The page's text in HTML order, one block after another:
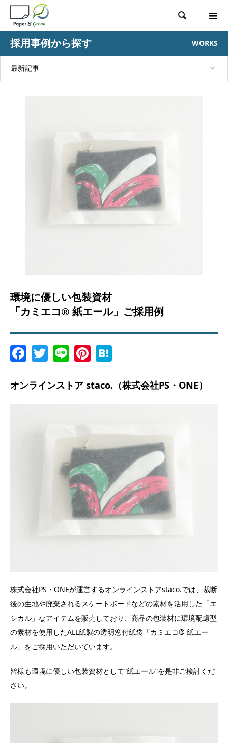

採用事例から探す WORKS
最新記事
環境に優しい包装資材
「カミエコ® 紙エール」ご採用例
Facebook
Twitter
LinePinterest
オンラインストア staco.（株式会社PS・ONE）
株式会社PS・ONEが運営するオンラインストアstaco.では、裁断
後の生地や廃棄されるスケートボードなどの素材を活用した「エ
シカル」なアイテムを販売しており、商品の包装材に環境配慮型
の素材を使用したALL紙製の透明窓付紙袋「カミエコ® 紙エー
ル」をご採用いただいています。
皆様も環境に優しい包装資材として”紙エール”を是非ご検討くだ
さい。